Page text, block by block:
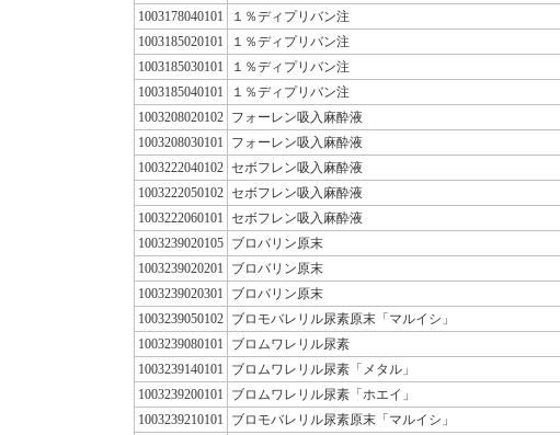
1003178040101
１％ディプリバン注
1003185020101
１％ディプリバン注
1003185030101
１％ディプリバン注
1003185040101
１％ディプリバン注
1003208020102 フォーレン吸入麻酔液
1003208030101
フォーレン吸入麻酔液
1003222040102 セボフレン吸入麻酔液
1003222050102 セボフレン吸入麻酔液
1003222060101
セボフレン吸入麻酔液
1003239020105 ブロバリン原末
1003239020201
ブロバリン原末
1003239020301
ブロバリン原末
1003239050102 ブロモバレリル尿素原末「マルイシ」
1003239080101
ブロムワレリル尿素
1003239140101
ブロムワレリル尿素「メタル」
1003239200101
ブロムワレリル尿素「ホエイ」
1003239210101
ブロモバレリル尿素原末「マルイシ」